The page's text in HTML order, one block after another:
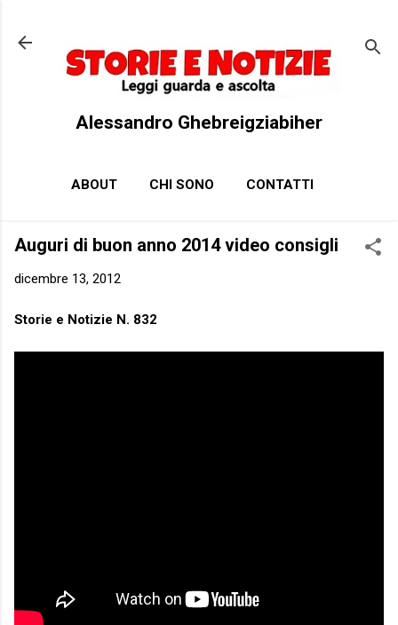
Alessandro Ghebreigziabiher
ABOUT CHI SONO CONTATTI
Auguri di buon anno 2014 video consigli
dicembre 13, 2012
Storie e Notizie N. 832